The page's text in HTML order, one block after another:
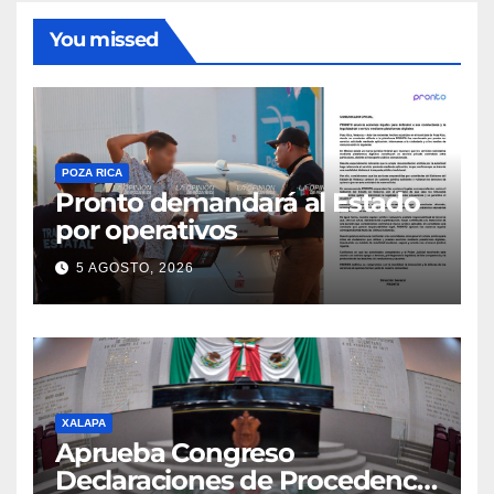
You missed
POZA RICA
Pronto demandará al Estado
por operativos
5 AGOSTO, 2026
XALAPA
Aprueba Congreso
Declaraciones de Procedencia